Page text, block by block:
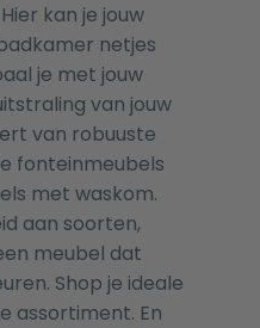
kan je jouw
netjes
je met jouw
van jouw
van robuuste
fonteinmeubels
met waskom.
aan soorten,
meubel dat
Shop je ideale
assortiment. En